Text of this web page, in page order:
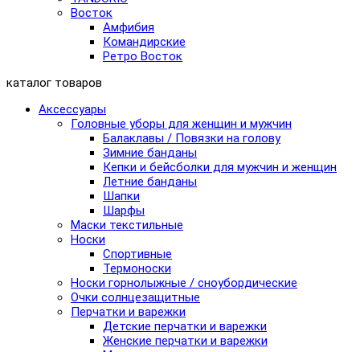
Восток
Амфибия
Командирские
Ретро Восток
каталог товаров
Аксессуары
Головные уборы для женщин и мужчин
Балаклавы / Повязки на голову
Зимние банданы
Кепки и бейсболки для мужчин и женщин
Летние банданы
Шапки
Шарфы
Маски текстильные
Носки
Спортивные
Термоноски
Носки горнолыжные / сноубордические
Очки солнцезащитные
Перчатки и варежки
Детские перчатки и варежки
Женские перчатки и варежки